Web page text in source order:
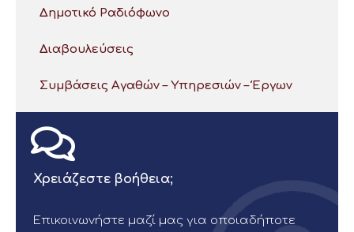
Δημοτικό Ραδιόφωνο
Διαβουλεύσεις
Συμβάσεις Αγαθών – Υπηρεσιών – Έργων
Χρειάζεστε βοήθεια;
Επικοινωνήστε μαζί μας για οποιαδήποτε